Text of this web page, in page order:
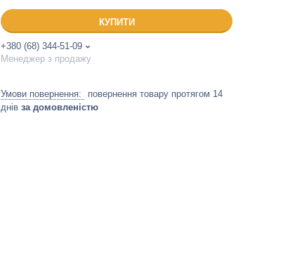
КУПИТИ
+380 (68) 344-51-09
Менеджер з продажу
повернення товару протягом 14
днів за домовленістю